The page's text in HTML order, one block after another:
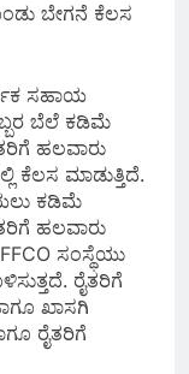
ಬೇಗನೆ ಕೆಲಸ
ಸಹಾಯ
ಬೆಲೆ ಕಡಿಮೆ
ಹಲವಾರು
ಕೆಲಸ ಮಾಡುತ್ತಿದೆ.
ಕಡಿಮೆ
ಹಲವಾರು
ಸಂಸ್ಥೆಯು
ರೈತರಿಗೆ
ಖಾಸಗಿ
ರೈತರಿಗೆ